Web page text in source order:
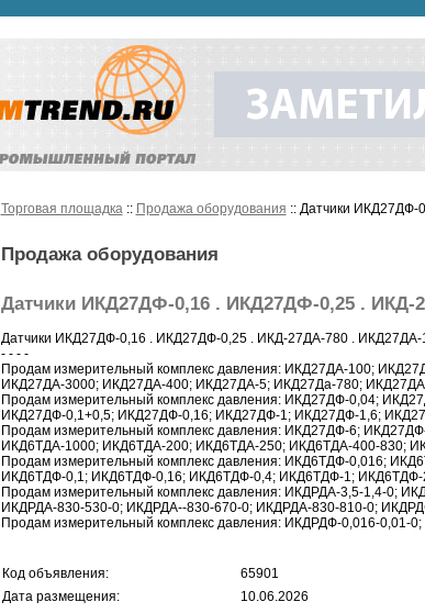
Торговая площадка:: Продажа оборудования :: Датчики
Продажа оборудования
Датчики ИКД27ДФ-0,16 . ИКД27ДФ-0,25 . ИКД-
Датчики ИКД27ДФ-0,16 . ИКД27ДФ-0,25 . ИКД-27ДА-780 . ИКД27ДА-
- - - -
Продам измерительный комплекс давления: ИКД27ДА-100;
ИКД27ДА-3000; ИКД27ДА-400; ИКД27ДА-5; ИКД27Да-780;
Продам измерительный комплекс давления: ИКД27ДФ-0,04;
ИКД27ДФ-0,1+0,5; ИКД27ДФ-0,16; ИКД27ДФ-1; ИКД27ДФ-1,6;
Продам измерительный комплекс давления: ИКД27ДФ-6;
ИКД6ТДА-1000; ИКД6ТДА-200; ИКД6ТДА-250; ИКД6ТДА-400-830;
Продам измерительный комплекс давления: ИКД6ТДФ-0,016;
ИКД6ТДФ-0,1; ИКД6ТДФ-0,16; ИКД6ТДФ-0,4; ИКД6ТДФ-1; ИКД6ТДФ-
Продам измерительный комплекс давления: ИКДРДА-3,5-1,4-0;
ИКДРДА-830-530-0; ИКДРДА--830-670-0; ИКДРДА-830-810-0;
Продам измерительный комплекс давления: ИКДРДФ-0,016-0,01-
Код объявления:
65901
Дата размещения:
10.06.2026